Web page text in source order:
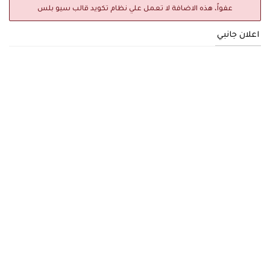
عفواً، هذه الاضافة لا تعمل علي نظام تكويد قالب سيو بلس
اعلان جانبي